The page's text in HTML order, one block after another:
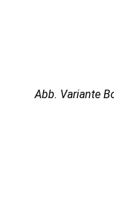
Abb. Variante